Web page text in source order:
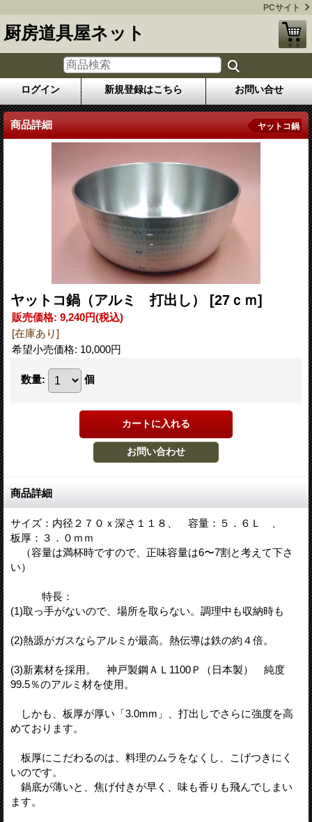
PCサイト
厨房道具屋ネット
ログイン 新規登録はこちら お問い合せ
商品詳細 ヤットコ鍋
ヤットコ鍋（アルミ 打出し） [27ｃｍ]
販売価格: 9,240円(税込)
[在庫あり]
希望小売価格: 10,000円
数量: 個
商品詳細
サイズ：内径２７０ｘ深さ１１８、 容量：５．６Ｌ 、
板厚：３．０ｍｍ
（容量は満杯時ですので、正味容量は6〜7割と考えて下さ
い）
特長：
(1)取っ手がないので、場所を取らない。調理中も収納時も
(2)熱源がガスならアルミが最高。熱伝導は鉄の約４倍。
(3)新素材を採用。 神戸製鋼ＡＬ1100Ｐ（日本製） 純度
99.5％のアルミ材を使用。
しかも、板厚が厚い「3.0mm」、打出しでさらに強度を高
めております。
板厚にこだわるのは、料理のムラをなくし、こげつきにく
いのです。
鍋底が薄いと、焦げ付きが早く、味も香りも飛んでしまい
ます。